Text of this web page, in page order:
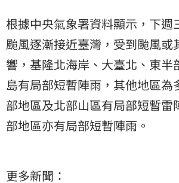
根據中央氣象署資料顯示，下週
颱風逐漸接近臺灣，受到颱風或
響，基隆北海岸、大臺北、東半
島有局部短暫陣雨，其他地區為
部地區及北部山區有局部短暫雷
部地區亦有局部短暫陣雨。
更多新聞：